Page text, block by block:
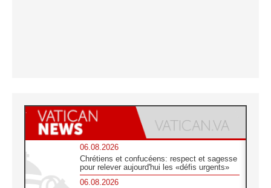
06.08.2026
Chrétiens et confucéens: respect et sagesse
pour relever aujourd'hui les «défis urgents»
06.08.2026